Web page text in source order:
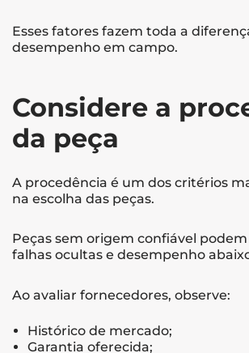
Esses fatores fazem toda a
desempenho em campo.
Considere a
da peça
A procedência é um dos critérios
na escolha das peças.
Peças sem origem confiável
falhas ocultas e desempenho
Ao avaliar fornecedores, observe:
Histórico de mercado;
Garantia oferecida;